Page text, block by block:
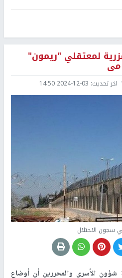
لمعتقلي "ريمون"
اخر تحديث: 2024-12-03 14:50
سجون الاحتلال
الأسرى والمحررين أن أوضاع